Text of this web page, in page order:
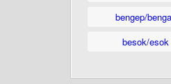
bengep/
besok/esok